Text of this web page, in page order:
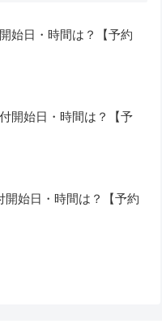
始日・時間は？【予約
開始日・時間は？【予
開始日・時間は？【予約